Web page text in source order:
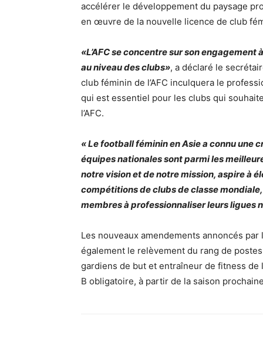
accélérer le développement du paysage
en œuvre de la nouvelle licence de club
«L’AFC se concentre sur son
au niveau des clubs», a déclaré le
club féminin de l’AFC inculquera le
qui est essentiel pour les clubs qui
l’AFC.
« Le football féminin en Asie a connu une
équipes nationales sont parmi les
notre vision et de notre mission, aspire à
compétitions de clubs de classe
membres à professionnaliser leurs ligues
Les nouveaux amendements annoncés
également le relèvement du rang de
gardiens de but et entraîneur de fitness de
B obligatoire, à partir de la saison